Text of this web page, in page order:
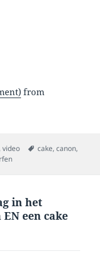
from
,video Tags
cake,canon,
in het
een cake